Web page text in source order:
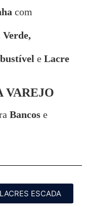
com
e Lacre
VAREJO
Bancos e
ESCADA